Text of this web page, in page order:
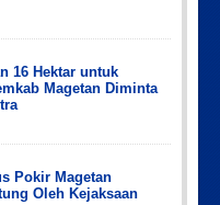
16 Hektar untuk
Magetan Diminta
Pokir Magetan
Oleh Kejaksaan